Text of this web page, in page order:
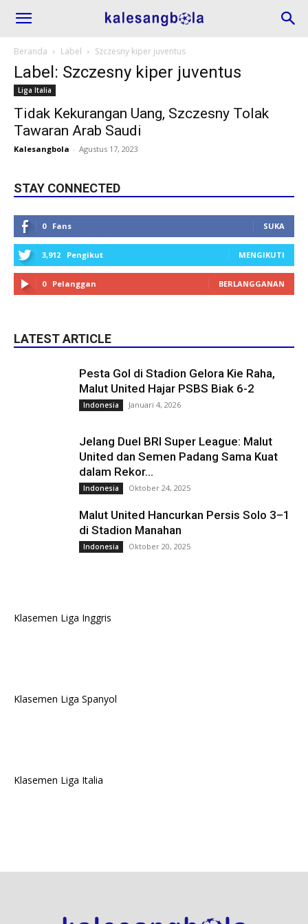
Beranda Label Szczesny kiper juventus
Label: Szczesny kiper juventus
Liga Italia
Tidak Kekurangan Uang, Szczesny Tolak
Tawaran Arab Saudi
Kalesangbola - Agustus 17, 2023
STAY CONNECTED
0 Fans SUKA
3,912 Pengikut MENGIKUTI
0 Pelanggan BERLANGGANAN
LATEST ARTICLE
Pesta Gol di Stadion Gelora Kie Raha,
Malut United Hajar PSBS Biak 6-2
Indonesia Januari 4, 2026
Jelang Duel BRI Super League: Malut
United dan Semen Padang Sama Kuat
dalam Rekor...
Indonesia Oktober 24, 2025
Malut United Hancurkan Persis Solo 3–1
di Stadion Manahan
Indonesia Oktober 20, 2025
Klasemen Liga Inggris
Klasemen Liga Spanyol
Klasemen Liga Italia